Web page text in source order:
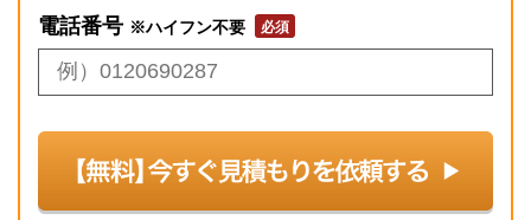
電話番号 ※ハイフン不要